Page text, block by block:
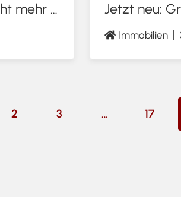
Haus zum Kauf in Nordwestuckermark (nicht mehr verfügbar) Jetzt neu:
Immobilien
2 3 … 17